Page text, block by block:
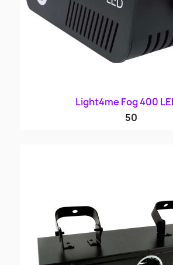
Light4me Fog 400
50